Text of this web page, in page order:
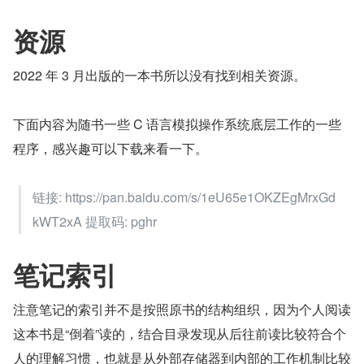
资源
2022 年 3 月出版的一本书所以没有找到相关资源。
下面内容为随书一些 C 语言模拟操作系统底层工作的一些
程序，感兴趣可以下载来看一下。
链接: https://pan.baidu.com/s/1eU65e1OKZEgMrxGd
kWT2xA 提取码: pghr
笔记索引
注意笔记的索引并不是按照原书的结构组织，因为个人阅读
这本书是“倒着”读的，结合目录发现从后往前读比较符合个
人的理解习惯，也就是从外部存储器到内部的工作机制比较